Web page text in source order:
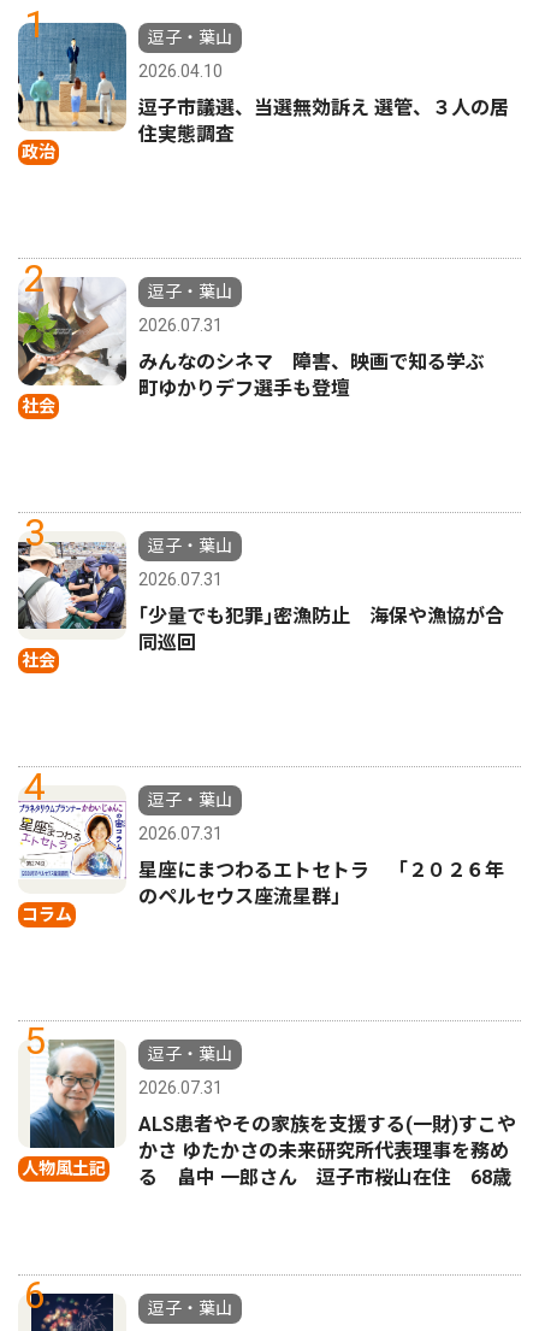
1
政治
逗子・葉山
2026.04.10
逗子市議選、当選無効訴え 選管、３人の居
住実態調査
2
社会
逗子・葉山
2026.07.31
みんなのシネマ 障害、映画で知る学ぶ
町ゆかりデフ選手も登壇
3
社会
逗子・葉山
2026.07.31
｢少量でも犯罪｣密漁防止 海保や漁協が合
同巡回
4
コラム
逗子・葉山
2026.07.31
星座にまつわるエトセトラ 「２０２６年
のペルセウス座流星群」
5
人物風土記
逗子・葉山
2026.07.31
ALS患者やその家族を支援する(一財)すこや
かさ ゆたかさの未来研究所代表理事を務め
る 畠中 一郎さん 逗子市桜山在住 68歳
6
逗子・葉山